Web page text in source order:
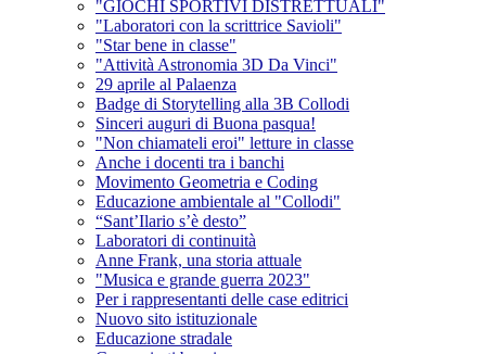
"GIOCHI SPORTIVI DISTRETTUALI"
"Laboratori con la scrittrice Savioli"
"Star bene in classe"
"Attività Astronomia 3D Da Vinci"
29 aprile al Palaenza
Badge di Storytelling alla 3B Collodi
Sinceri auguri di Buona pasqua!
"Non chiamateli eroi" letture in classe
Anche i docenti tra i banchi
Movimento Geometria e Coding
Educazione ambientale al "Collodi"
“Sant’Ilario s’è desto”
Laboratori di continuità
Anne Frank, una storia attuale
"Musica e grande guerra 2023"
Per i rappresentanti delle case editrici
Nuovo sito istituzionale
Educazione stradale